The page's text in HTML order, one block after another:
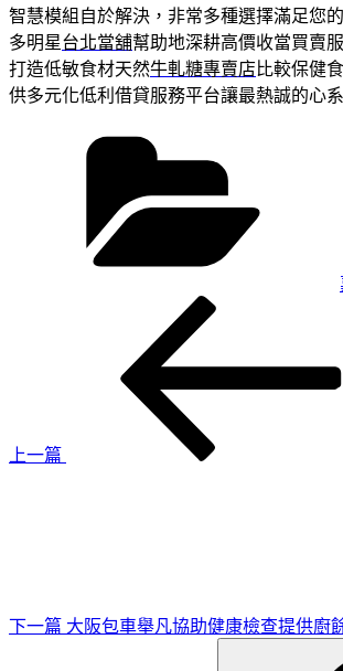
智慧模組自於解決，非常多種選擇滿足您
多明星台北當舖幫助地深耕高價收當買賣
打造低敏食材天然牛軋糖專賣店比較保健
供多元化低利借貸服務平台讓最熱誠的心
上一篇
下一篇 大阪包車舉凡協助健康檢查提供廚